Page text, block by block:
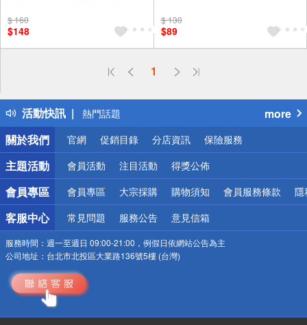
$ 160
$148
$ 130
$89
1
活動快訊
偏遠地區配送
得獎公告
熱門話題
銀行優惠
偏遠地區配送
詐騙網頁！請小心！
more
關於我們
官網 促銷目錄 分店資訊 保險服務
主題活動 會員活動 注目活動 得獎公佈
會員專區 會員專區 大宗採購 購物須知 會員服務條款 隱
客服中心 常見問題 服務公告 意見信箱
服務時間： 週一至週日 09:00-21:00，例假日依網站公告為主
公司地址： 台北市北投區大業路136號5樓 (台灣)